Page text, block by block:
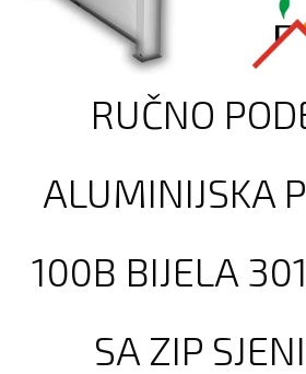
RUČNO
ALUMINIJSKA
100B BIJELA
SA ZIP